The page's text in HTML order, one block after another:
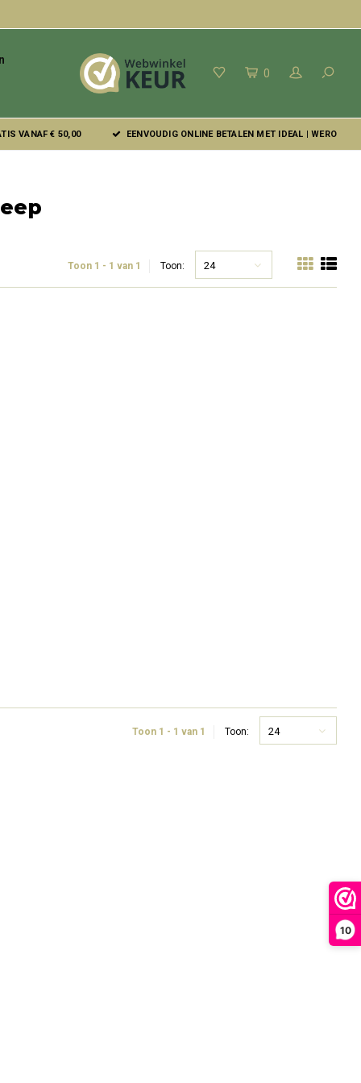
10
0
VANAF € 50,00 EENVOUDIG ONLINE BETALEN MET IDEAL | WERO
Toon 1 - 1 van 1 Toon: 24
Toon 1 - 1 van 1 Toon: 24